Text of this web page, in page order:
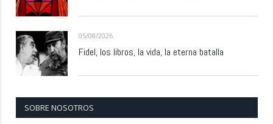
05/08/2026
Fidel, los libros, la vida, la eterna batalla
SOBRE NOSOTROS